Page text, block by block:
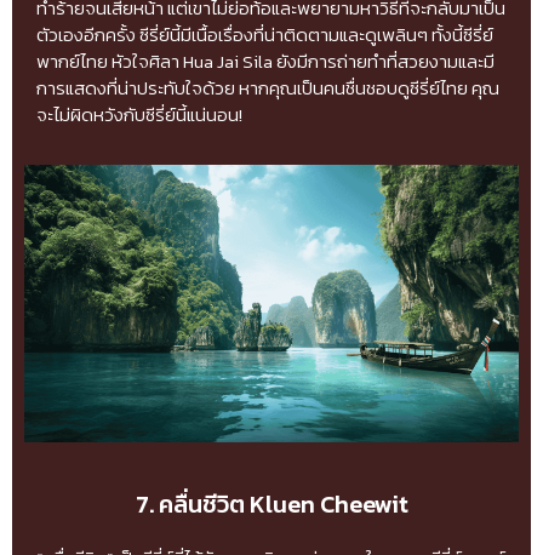
ทำร้ายจนเสียหน้า แต่เขาไม่ย่อท้อและพยายามหาวิธีที่จะกลับมาเป็น
ตัวเองอีกครั้ง ซีรี่ย์นี้มีเนื้อเรื่องที่น่าติดตามและดูเพลินๆ ทั้งนี้ซีรี่ย์
พากย์ไทย หัวใจศิลา Hua Jai Sila ยังมีการถ่ายทำที่สวยงามและมี
การแสดงที่น่าประทับใจด้วย หากคุณเป็นคนชื่นชอบดูซีรี่ย์ไทย คุณ
จะไม่ผิดหวังกับซีรี่ย์นี้แน่นอน!
7. คลื่นชีวิต Kluen Cheewit